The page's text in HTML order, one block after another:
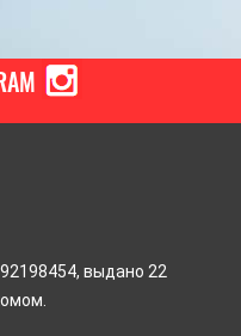
выдано 22